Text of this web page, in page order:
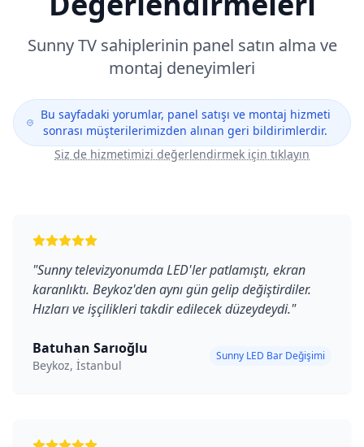
SunnyTV sahiplerinin panel satın alma ve
montaj deneyimleri
Bu sayfadaki yorumlar, panel satışı ve montaj hizmeti
sonrası müşterilerimizden alınan geri bildirimlerdir.
Siz de hizmetimizi değerlendirmek için tıklayın
"Sunny televizyonumda LED'ler patlamıştı, ekran
karanlıktı. Beykoz'den aynı gün gelip değiştirdiler.
Hızları ve işçilikleri takdir edilecek düzeydeydi."
Batuhan Sarıoğlu
Beykoz, İstanbul
Sunny LED Bar Değişimi